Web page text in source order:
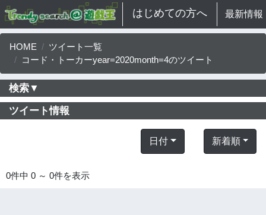
はじめての方へ 最新情報
HOME
ツイート一覧
コード・トーカーyear=2020month=4のツイート
検索▼
ツイート情報
日付 新着順
0件中 0 ～ 0件を表示